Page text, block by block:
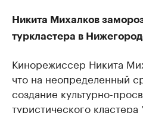
Никита Михалков
туркластера в
Кинорежиссер Никита
что на неопределенный
создание культурно-
туристического кластера